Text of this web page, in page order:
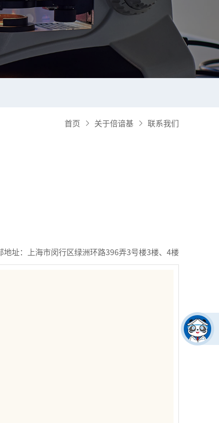
首页 关于倍谙基 联系我们
地址：上海市闵行区绿洲环路396弄3号楼3楼、4楼